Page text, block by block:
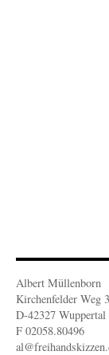
Albert Müllenborn
Kirchenfelder Weg
D-42327 Wuppertal
F 02058.80496